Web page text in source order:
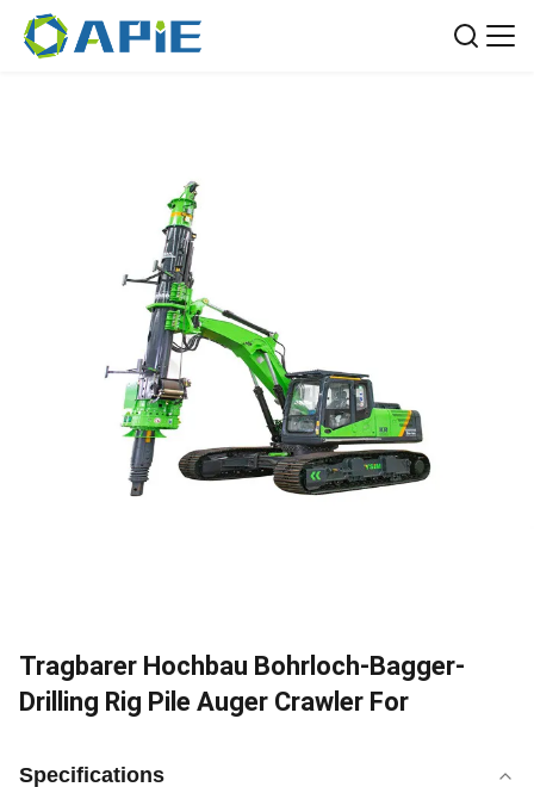
Tragbarer Hochbau Bohrloch-Bagger-
Drilling Rig Pile Auger Crawler For
Specifications